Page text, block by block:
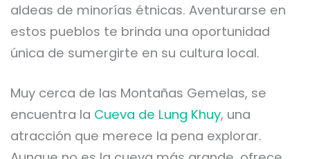
aldeas de minorías étnicas. Aventurarse en
estos pueblos te brinda una oportunidad
única de sumergirte en su cultura local.
Muy cerca de las Montañas Gemelas, se
encuentra la Cueva de Lung Khuy, una
atracción que merece la pena explorar.